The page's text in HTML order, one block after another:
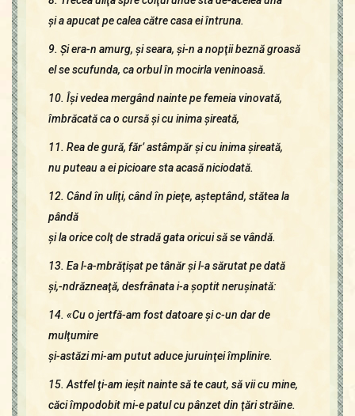
şi a apucat pe calea către casa ei întruna.
9. Şi era-n amurg, şi seara, şi-n a nopţii beznă groasă
el se scufunda, ca orbul în mocirla veninoasă.
10. Îşi vedea mergând nainte pe femeia vinovată,
îmbrăcată ca o cursă şi cu inima şireată,
11. Rea de gură, făr’ astâmpăr şi cu inima şireată,
nu puteau a ei picioare sta acasă niciodată.
12. Când în uliţi, când în pieţe, aşteptând, stătea la
pândă
şi la orice colţ de stradă gata oricui să se vândă.
13. Ea l-a-mbrăţişat pe tânăr şi l-a sărutat pe dată
şi,-ndrăzneaţă, desfrânata i-a şoptit neruşinată:
14. «Cu o jertfă-am fost datoare şi c-un dar de
mulţumire
şi-astăzi mi-am putut aduce juruinţei împlinire.
15. Astfel ţi-am ieşit nainte să te caut, să vii cu mine,
căci împodobit mi-e patul cu pânzet din ţări străine.